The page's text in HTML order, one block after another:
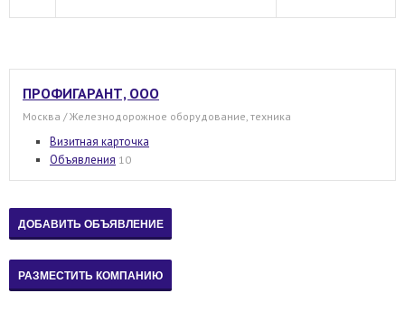
ПРОФИГАРАНТ, ООО
Москва / Железнодорожное оборудование, техника
Визитная карточка
Объявления 10